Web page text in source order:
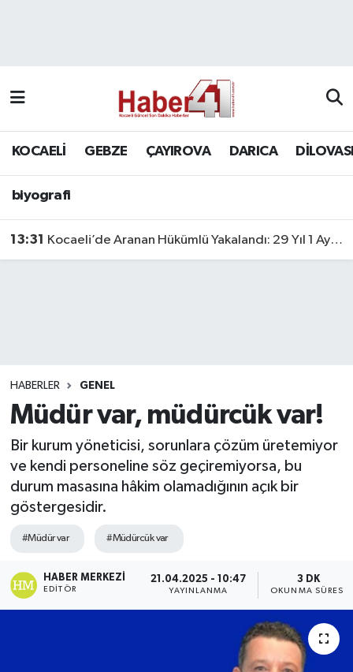
KOCAELİ GEBZE ÇAYIROVA DARICA
biyografi
13:31 Kocaeli’de Aranan Hükümlü Yakalandı: 29 Yıl 1 Ay Hapis Cezası Bulunuyordu
HABERLER GENEL
Müdür var, müdürcük var!
Bir kurum yöneticisi, sorunlara çözüm üretemiyor
ve kendi personeline söz geçiremiyorsa, bu
durum masasına hâkim olamadığının açık bir
göstergesidir.
#Müdür var #Müdürcük var
HABER MERKEZI
EDITÖR
21.04.2025 - 10:47
YAYINLANMA
3 DK
OKUNMA SÜRESI
SPOR
Bilim, Teknoloji
ÇAYIROVA
DARICA
DİLOVASI
KÖRFEZ
Hava Durumu
Namaz Vakitleri
Trafik Durumu
Süper Lig Puan Durumu ve Fikstür
Tüm Manşetler